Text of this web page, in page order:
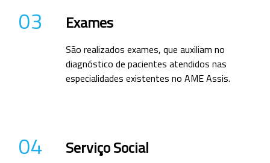
03 Exames
São realizados exames, que auxiliam no
diagnóstico de pacientes atendidos nas
especialidades existentes no AME Assis.
04 Serviço Social